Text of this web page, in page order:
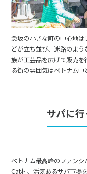
急坂の小さな町の中心地
どが立ち並び、迷路のよ
族が工芸品を広げて販売
る街の雰囲気はベトナム中
サパに
ベトナム最高峰のファン
Cat村、活気あるサパ市場